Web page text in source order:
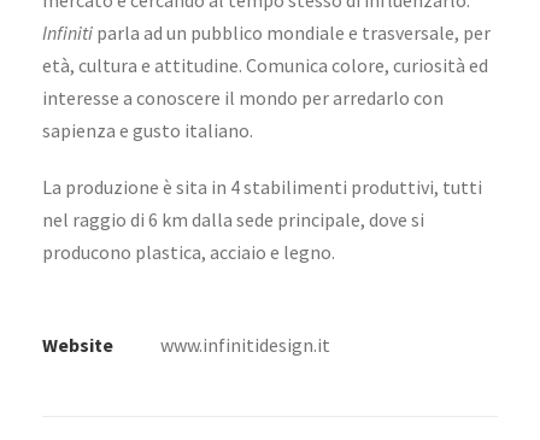
Infiniti parla ad un pubblico mondiale e trasversale, per
età, cultura e attitudine. Comunica colore, curiosità ed
interesse a conoscere il mondo per arredarlo con
sapienza e gusto italiano.
La produzione è sita in 4 stabilimenti produttivi, tutti
nel raggio di 6 km dalla sede principale, dove si
producono plastica, acciaio e legno.
Website www.infinitidesign.it